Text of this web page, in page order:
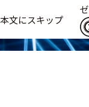
本文にスキップ
製
生
体
信
ー
よくある